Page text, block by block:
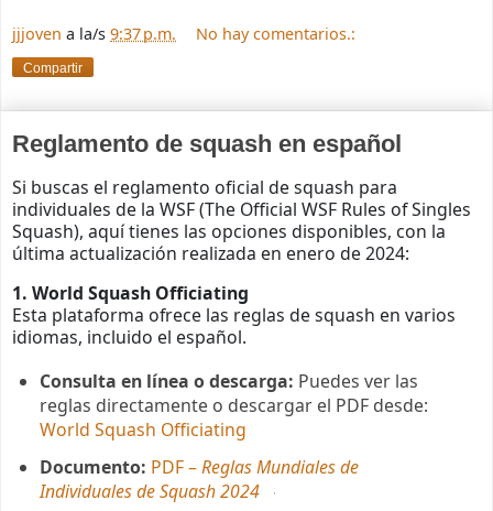
jjjoven a la/s 9:37 p.m. No hay comentarios.:
Compartir
Reglamento de squash en español
Si buscas el reglamento oficial de squash para
individuales de la WSF (The Official WSF Rules of Singles
Squash), aquí tienes las opciones disponibles, con la
última actualización realizada en enero de 2024:
1. World Squash Officiating
Esta plataforma ofrece las reglas de squash en varios
idiomas, incluido el español.
Consulta en línea o descarga: Puedes ver las
reglas directamente o descargar el PDF desde:
World Squash Officiating
Documento: PDF –Reglas Mundiales de
Individuales de Squash 2024